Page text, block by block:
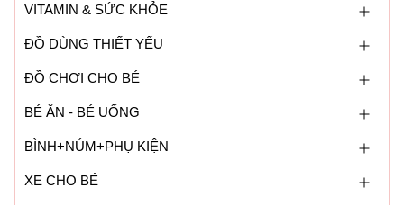
VITAMIN & SỨC KHỎE
ĐỒ DÙNG THIẾT YẾU
ĐỒ CHƠI CHO BÉ
BÉ ĂN - BÉ UỐNG
BÌNH+NÚM+PHỤ KIỆN
XE CHO BÉ